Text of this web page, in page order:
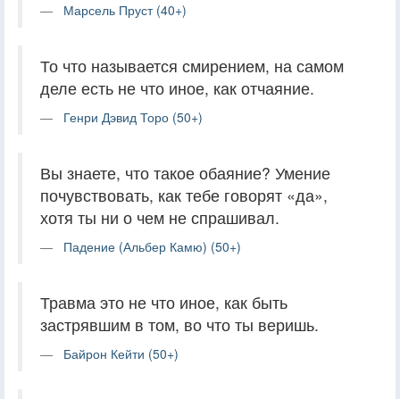
Марсель Пруст (40+)
То что называется смирением, на самом
деле есть не что иное, как отчаяние.
Генри Дэвид Торо (50+)
Вы знаете, что такое обаяние? Умение
почувствовать, как тебе говорят «да»,
хотя ты ни о чем не спрашивал.
Падение (Альбер Камю) (50+)
Травма это не что иное, как быть
застрявшим в том, во что ты веришь.
Байрон Кейти (50+)